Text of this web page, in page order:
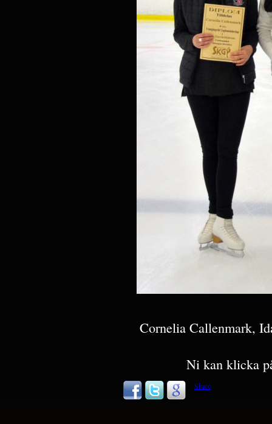
Cornelia Callenmark,
Ni kan klicka
Share